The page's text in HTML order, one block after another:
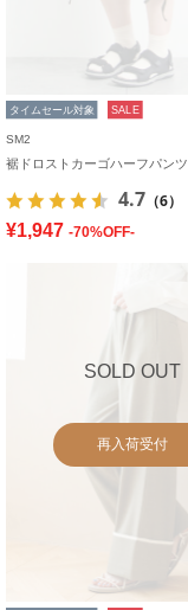
タイムセール対象 SALE
SM2
裾ドロストカーゴハーフパンツ
4.7 （6）
¥1,947 -70%OFF-
SOLD OUT
再入荷受付